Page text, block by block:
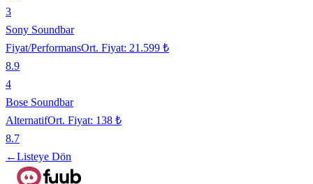
3
Sony Soundbar
Fiyat/PerformansOrt. Fiyat: 21.599 ₺
8.9
4
Bose Soundbar
AlternatifOrt. Fiyat: 138 ₺
8.7
←Listeye Dön